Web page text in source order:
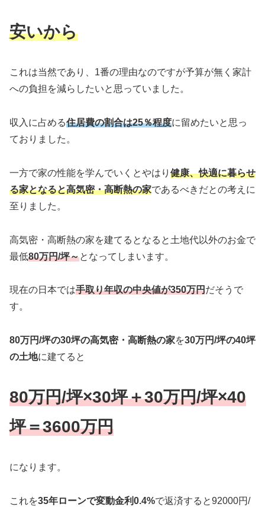
安いから
これは当然であり、1番の理由なのですが予算が無く家計
への負担を減らしたいと思っていました。
収入に占める住居費の割合は25％程度に留めたいと思っ
ておりました。
一方で家の性能を学んでいくとやはり 健康、快適に暮らせ
る家となると高気密・高断熱の家であるべきだとの考えに
至りました。
高気密・高断熱の家を建てるとなると土地代以外のお金で
最低80万円/坪～となってしまいます。
現在の日本では手取り年収の中央値が350万円だそうで
す。
80万円/坪の30坪の高気密・高断熱の家を30万円/坪の40坪
の土地に建てると
80万円/坪×30坪＋30万円/坪×40
坪＝3600万円
になります。
これを35年ローンで変動金利0.4%で返済すると92000円/